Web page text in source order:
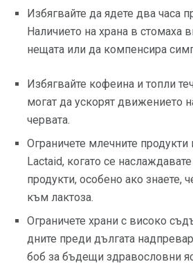
Избягвайте да ядете два часа
Наличието на храна в
нещата или да компенсира
Избягвайте кофеина и топли
могат да ускорят движението
червата.
Ограничете млечните продукти
Lactaid, когато се
продукти, особено ако знаете,
към лактоза.
Ограничете храни с високо
дните преди дългата
боб за бъдещи здравословни